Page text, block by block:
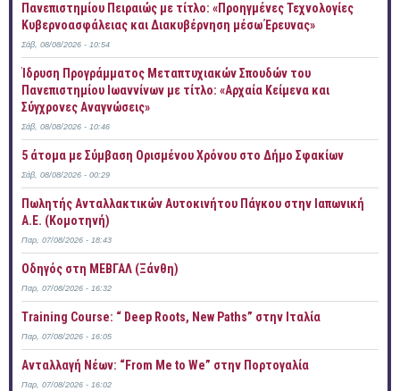
Πανεπιστημίου Πειραιώς με τίτλο: «Προηγμένες Τεχνολογίες
Κυβερνοασφάλειας και Διακυβέρνηση μέσω Έρευνας»
Σάβ, 08/08/2026 - 10:54
Ίδρυση Προγράμματος Μεταπτυχιακών Σπουδών του
Πανεπιστημίου Ιωαννίνων με τίτλο: «Αρχαία Κείμενα και
Σύγχρονες Αναγνώσεις»
Σάβ, 08/08/2026 - 10:46
5 άτομα με Σύμβαση Ορισμένου Χρόνου στο Δήμο Σφακίων
Σάβ, 08/08/2026 - 00:29
Πωλητής Ανταλλακτικών Αυτοκινήτου Πάγκου στην Ιαπωνική
Α.Ε. (Κομοτηνή)
Παρ, 07/08/2026 - 18:43
Οδηγός στη ΜΕΒΓΑΛ (Ξάνθη)
Παρ, 07/08/2026 - 16:32
Training Course: “ Deep Roots, New Paths” στην Ιταλία
Παρ, 07/08/2026 - 16:05
Ανταλλαγή Νέων: “From Me to We” στην Πορτογαλία
Παρ, 07/08/2026 - 16:02